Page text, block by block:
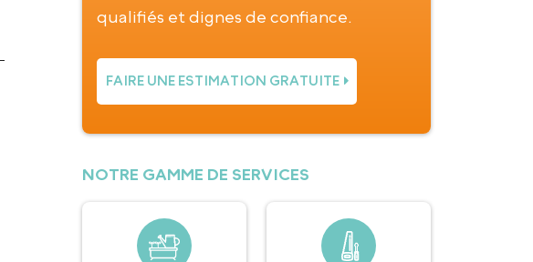
qualifiés et dignes de confiance.
FAIRE UNE ESTIMATION GRATUITE
NOTRE GAMME DE SERVICES